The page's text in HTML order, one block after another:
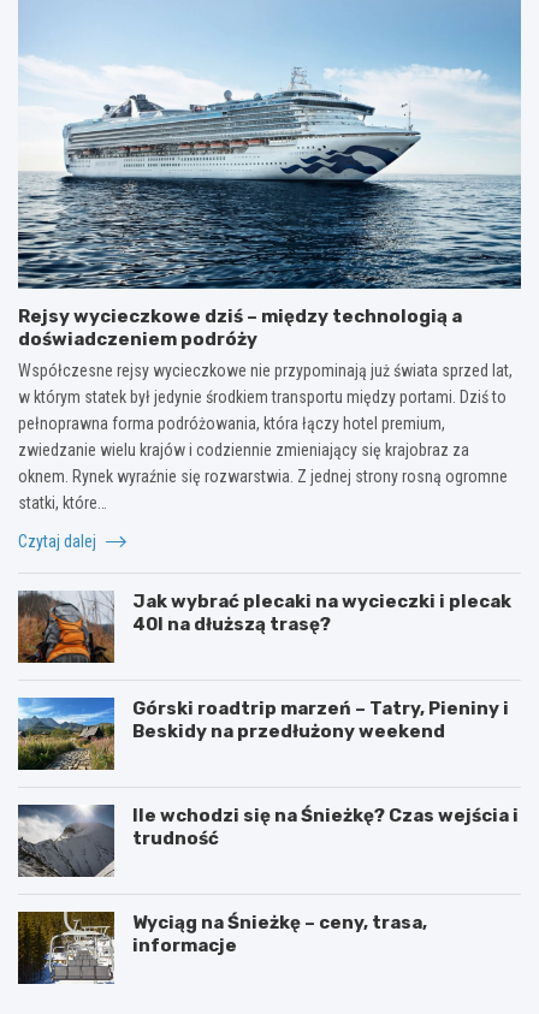
Rejsy wycieczkowe dziś – między technologią a
doświadczeniem podróży
Współczesne rejsy wycieczkowe nie przypominają już świata sprzed lat,
w którym statek był jedynie środkiem transportu między portami. Dziś to
pełnoprawna forma podróżowania, która łączy hotel premium,
zwiedzanie wielu krajów i codziennie zmieniający się krajobraz za
oknem. Rynek wyraźnie się rozwarstwia. Z jednej strony rosną ogromne
statki, które…
Czytaj dalej
Jak wybrać plecaki na wycieczki i plecak
40l na dłuższą trasę?
Górski roadtrip marzeń – Tatry, Pieniny i
Beskidy na przedłużony weekend
Ile wchodzi się na Śnieżkę? Czas wejścia i
trudność
Wyciąg na Śnieżkę – ceny, trasa,
informacje
W
O